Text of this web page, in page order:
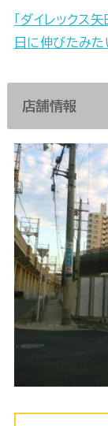
「ダイレック
日に伸びたみ
店舗情報